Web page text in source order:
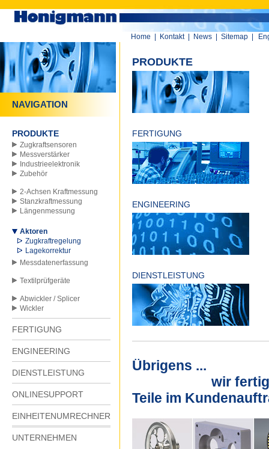
Home Kontakt News Sitemap
NAVIGATION
PRODUKTE
Zugkraftsensoren
Messverstärker
Industrieelektronik
Zubehör
2-Achsen Kraftmessung
Stanzkraftmessung
Längenmessung
Aktoren
Zugkraftregelung
Lagekorrektur
Messdatenerfassung
Textilprüfgeräte
Abwickler / Splicer
Wickler
FERTIGUNG
ENGINEERING
DIENSTLEISTUNG
ONLINESUPPORT
EINHEITENUMRECHNER
UNTERNEHMEN
PRODUKTE
FERTIGUNG
ENGINEERING
DIENSTLEISTUNG
Übrigens ...
wir fertigen
Teile im